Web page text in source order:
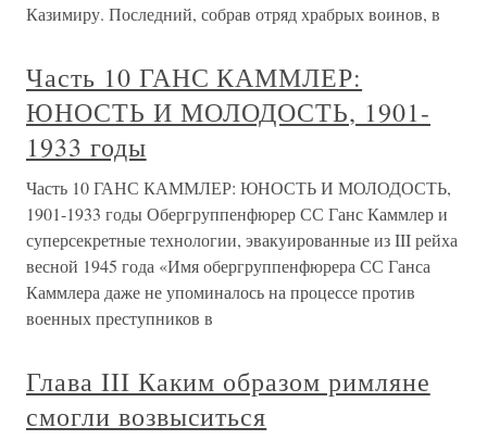
Казимиру. Последний, собрав отряд храбрых воинов, в
Часть 10 ГАНС КАММЛЕР:
ЮНОСТЬ И МОЛОДОСТЬ, 1901-
1933 годы
Часть 10 ГАНС КАММЛЕР: ЮНОСТЬ И МОЛОДОСТЬ,
1901-1933 годы Обергруппенфюрер СС Ганс Каммлер и
суперсекретные технологии, эвакуированные из III рейха
весной 1945 года «Имя обергруппенфюрера СС Ганса
Каммлера даже не упоминалось на процессе против
военных преступников в
Глава III Каким образом римляне
смогли возвыситься